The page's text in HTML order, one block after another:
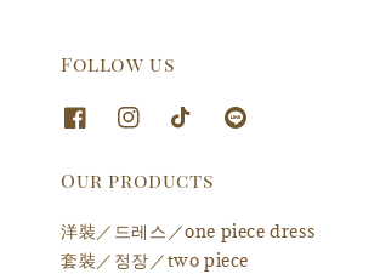
Follow us
Our products
洋裝／드레스／one piece dress
套裝／정장／two piece